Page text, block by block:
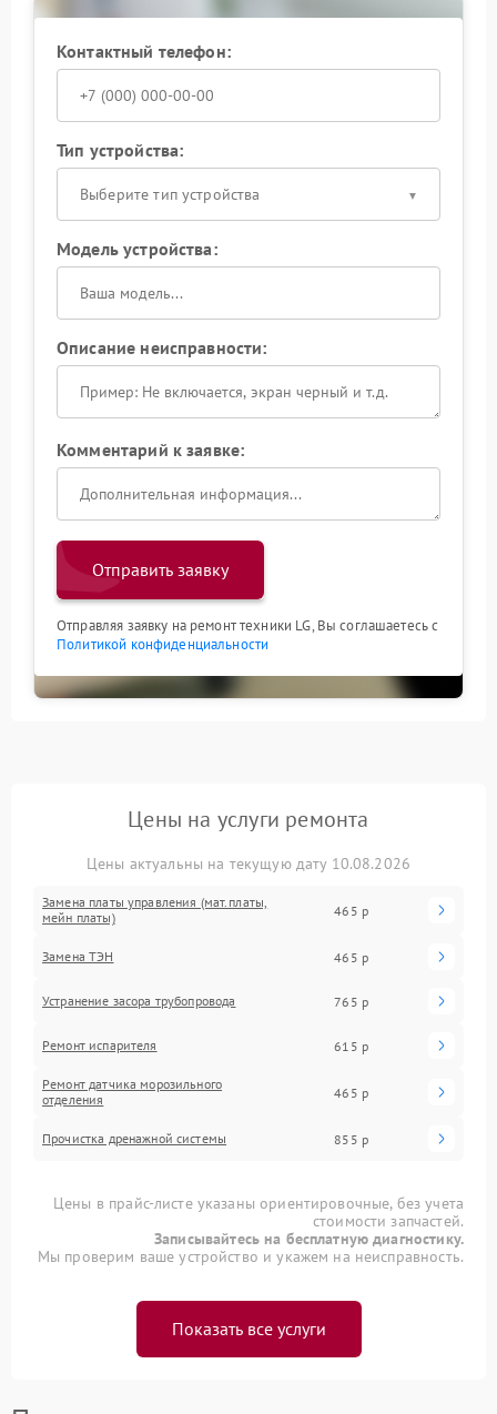
Контактный телефон:
Тип устройства:
Выберите тип устройства
Модель устройства:
Описание неисправности:
Комментарий к заявке:
Отправить заявку
Отправляя заявку на ремонт техники LG, Вы соглашаетесь с
Политикой конфиденциальности
Цены на услуги ремонта
Цены актуальны на текущую дату 10.08.2026
Замена платы управления (мат.платы,
мейн платы)
465 р
Замена ТЭН 465 р
Устранение засора трубопровода 765 р
Ремонт испарителя 615 р
Ремонт датчика морозильного
отделения
465 р
Прочистка дренажной системы 855 р
Цены в прайс-листе указаны ориентировочные, без учета
стоимости запчастей.
Записывайтесь на бесплатную диагностику.
Мы проверим ваше устройство и укажем на неисправность.
Показать все услуги